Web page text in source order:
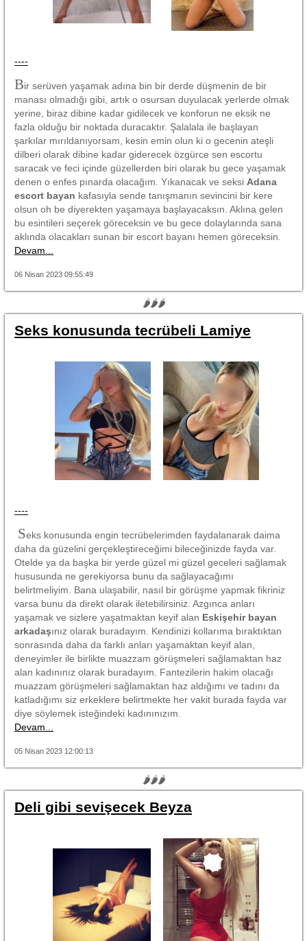
----
Bir serüven yaşamak adına bin bir derde düşmenin de bir
manası olmadığı gibi, artık o osursan duyulacak yerlerde olmak
yerine, biraz dibine kadar gidilecek ve konforun ne eksik ne
fazla olduğu bir noktada duracaktır. Şalalala ile başlayan
şarkılar mırıldanıyorsam, kesin emin olun ki o gecenin ateşli
dilberi olarak dibine kadar giderecek özgürce sen escortu
saracak ve feci içinde güzellerden biri olarak bu gece yaşamak
denen o enfes pınarda olacağım. Yıkanacak ve seksi Adana
escort bayan kafasıyla sende tanışmanın sevincini bir kere
olsun oh be diyerekten yaşamaya başlayacaksın. Aklına gelen
bu esintileri seçerek göreceksin ve bu gece dolaylarında sana
aklında olacakları sunan bir escort bayanı hemen göreceksin.
Devam...
06 Nisan 2023 09:55:49
🌶🌶🌶
Seks konusunda tecrübeli Lamiye
----
Seks konusunda engin tecrübelerimden faydalanarak daima
daha da güzelini gerçekleştireceğimi bileceğinizde fayda var.
Otelde ya da başka bir yerde güzel mi güzel geceleri sağlamak
hususunda ne gerekiyorsa bunu da sağlayacağımı
belirtmeliyim. Bana ulaşabilir, nasıl bir görüşme yapmak fikriniz
varsa bunu da direkt olarak iletebilirsiniz. Azgınca anları
yaşamak ve sizlere yaşatmaktan keyif alan Eskişehir bayan
arkadaşınız olarak buradayım. Kendinizi kollarıma bıraktıktan
sonrasında daha da farklı anları yaşamaktan keyif alan,
deneyimler ile birlikte muazzam görüşmeleri sağlamaktan haz
alan kadınınız olarak buradayım. Fantezilerin hakim olacağı
muazzam görüşmeleri sağlamaktan haz aldığımı ve tadını da
katladığımı siz erkeklere belirtmekte her vakit burada fayda var
diye söylemek isteğindeki kadınınızım.
Devam...
05 Nisan 2023 12:00:13
🌶🌶🌶
Deli gibi sevişecek Beyza